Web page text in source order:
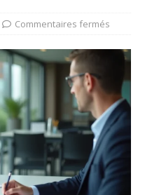
Commentaires fermés